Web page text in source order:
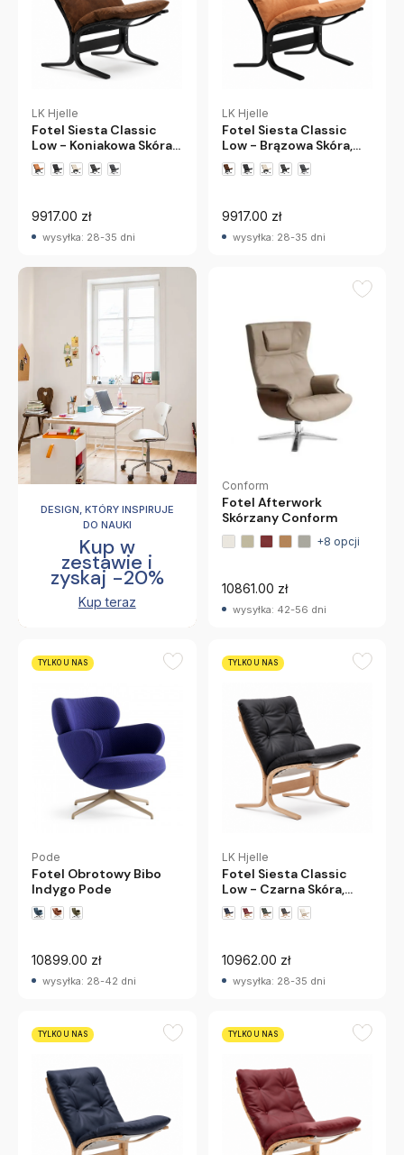
LK Hjelle
Fotel Siesta Classic
Low - Koniakowa Skóra,
Czarny Dąb Lk Hjelle
9917.00 zł
wysyłka: 28-35 dni
LK Hjelle
Fotel Siesta Classic
Low - Brązowa Skóra,
Czarny Dąb Lk Hjelle
9917.00 zł
wysyłka: 28-35 dni
DESIGN, KTÓRY INSPIRUJE
DO NAUKI
Kup w
zestawie i
zyskaj -20%
Kup teraz
Conform
Fotel Afterwork
Skórzany Conform
+8 opcji
10861.00 zł
wysyłka: 42-56 dni
TYLKO U NAS
Pode
Fotel Obrotowy Bibo
Indygo Pode
10899.00 zł
wysyłka: 28-42 dni
TYLKO U NAS
LK Hjelle
Fotel Siesta Classic
Low - Czarna Skóra,
Naturalny Dąb Lk Hjelle
10962.00 zł
wysyłka: 28-35 dni
TYLKO U NAS TYLKO U NAS